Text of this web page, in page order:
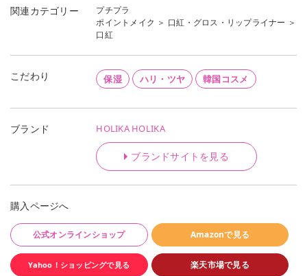
関連カテゴリー
プチプラ
ポイントメイク ＞ 口紅・グロス・リップライナー ＞
口紅
こだわり 保湿 ハリ・ツヤ 韓国コスメ
ブランド HOLIKA HOLIKA
ブランドサイトを見る
購入ページへ
公式オンラインショップ Amazonで見る
Yahoo！ショッピングで見る 楽天市場で見る